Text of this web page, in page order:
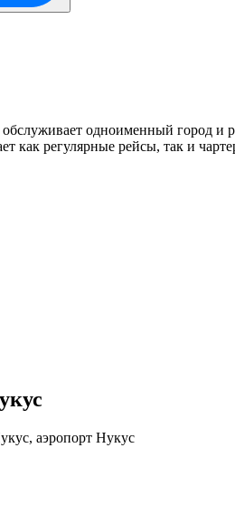
одноименный город
как регулярные рейсы, так и
аэропорт Нукус